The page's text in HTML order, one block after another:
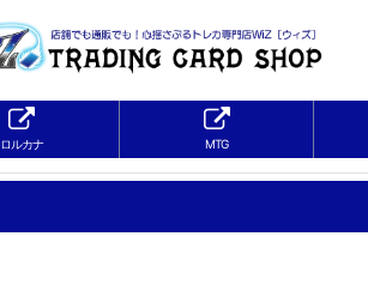
ロルカナ MTG